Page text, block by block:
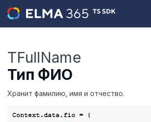
TFullName
Тип ФИО
Хранит фамилию, имя и отчество.
Context.data.fio = {